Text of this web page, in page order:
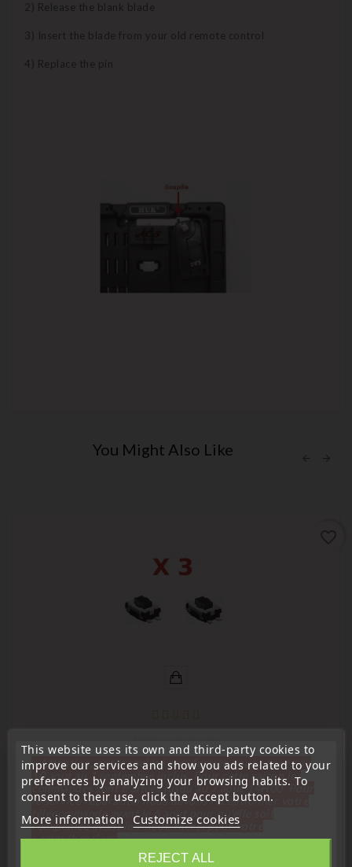
2) Release the blank blade
3) Insert the blade from your old remote control
4) Replace the pin
You Might Also Like
Push button switch
Set Of 3 Push-Button Switches For Peugeot Citroën
Price
This website uses its own and third-party cookies to
improve our services and show you ads related to your
preferences by analyzing your browsing habits. To
consent to their use, click the Accept button.
More information Customize cookies
REJECT ALL
« Attention, notre société sera fermée pour congés du
10 aout au 1 septembre inclus. Pour cette raison les
commandes sont traitées jusqu'au 7 aout 14H00. Pour
le service réparation nous devons réceptionner votre
télécommande avant le 6 aout pour qu'elle soit
réexpédiée avant le 7 aout. Merci pour votre
compréhension»